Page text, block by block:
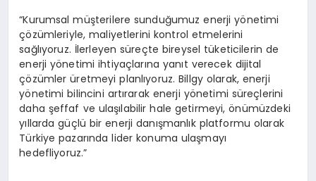
“Kurumsal müşterilere sunduğumuz enerji yönetimi
çözümleriyle, maliyetlerini kontrol etmelerini
sağlıyoruz. İlerleyen süreçte bireysel tüketicilerin de
enerji yönetimi ihtiyaçlarına yanıt verecek dijital
çözümler üretmeyi planlıyoruz. Billgy olarak, enerji
yönetimi bilincini artırarak enerji yönetimi süreçlerini
daha şeffaf ve ulaşılabilir hale getirmeyi, önümüzdeki
yıllarda güçlü bir enerji danışmanlık platformu olarak
Türkiye pazarında lider konuma ulaşmayı
hedefliyoruz.”